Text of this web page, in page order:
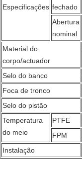
Especificações fechado
Abertura
nominal
Material do
corpo/actuador
Selo do banco
Foca de tronco
Selo do pistão
Temperatura
do meio
PTFE
FPM
Instalação